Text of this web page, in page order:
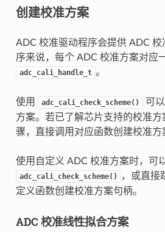
创建校准方案
ADC 校准驱动程序会提供 ADC
序来说，每个 ADC 校准方案对应
adc_cali_handle_t 。
使用 adc_cali_check_scheme()
可
方案。若已了解芯片支持的校准
骤，直接调用对应函数创建校准方
使用自定义 ADC 校准方案时，可
adc_cali_check_scheme()
，或直接
定义函数创建校准方案句柄。
ADC 校准线性拟合方案